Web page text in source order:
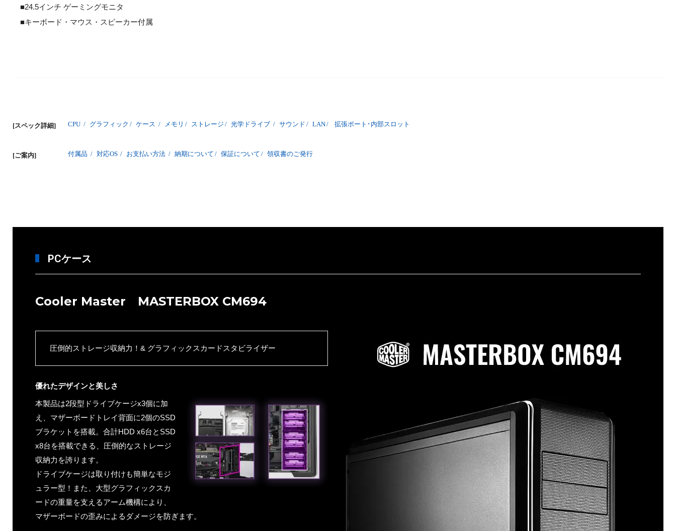
■24.5インチ ゲーミングモニタ
■キーボード・マウス・スピーカー付属
[スペック詳細] CPU / グラフィック / ケース / メモリ / ストレージ / 光学ドライブ / サウンド / LAN/ 拡張ポート･内部スロット
[ご案内] 付属品 / 対応OS / お支払い方法 / 納期について / 保証について / 領収書のご発行
PCケース
Cooler Master MASTERBOX CM694
圧倒的ストレージ収納力！& グラフィックスカードスタビライザー
優れたデザインと美しさ
本製品は2段型ドライブケージx3個に加
え、マザーボードトレイ背面に2個のSSD
ブラケットを搭載。合計HDD x6台とSSD
x8台を搭載できる、圧倒的なストレージ
収納力を誇ります。
ドライブケージは取り付けも簡単なモジ
ュラー型！また、大型グラフィックスカ
ードの重量を支えるアーム機構により、
マザーボードの歪みによるダメージを防ぎます。